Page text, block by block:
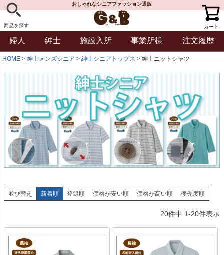
商品を探す
おしゃれなシニアファッション通販
カート
婦人 紳士 施設入所 事業所様 注文履歴
HOME 紳士メンズシニア 紳士シニアトップス 紳士ニットシャツ
並び替え 新着順 登録順 価格が安い順 価格が高い順 優先度順
20件中 1-20件表示